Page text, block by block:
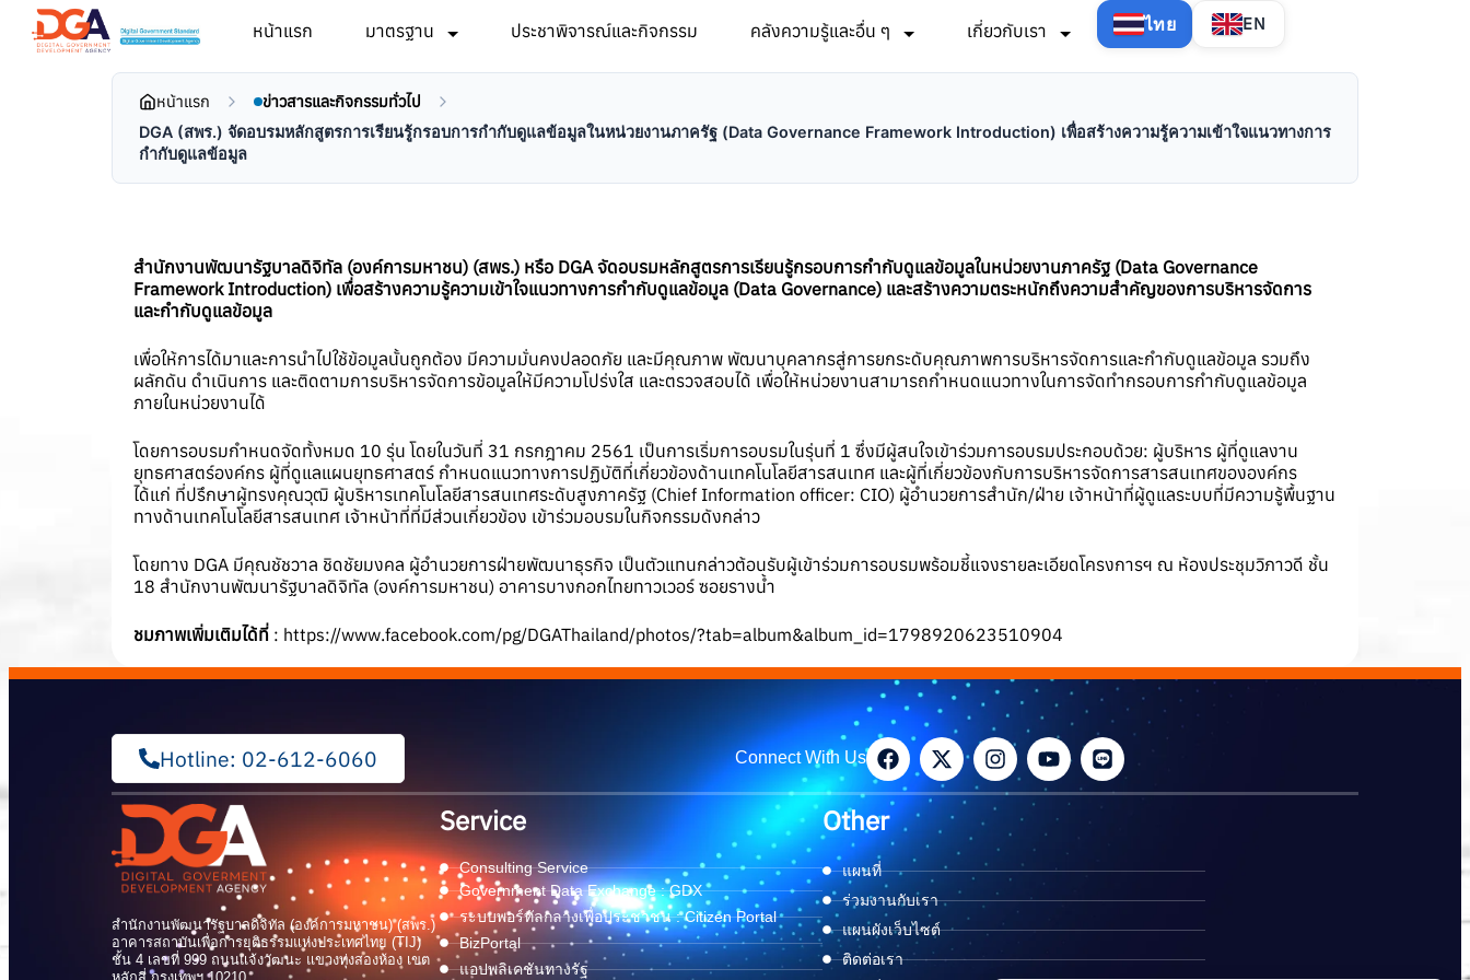
หน้าแรก มาตรฐาน ประชาพิจารณ์และกิจกรรม คลังความรู้และอื่น ๆ เกี่ยวกับเรา ไทย EN
หน้าแรก ข่าวสารและกิจกรรมทั่วไป
DGA (สพร.) จัดอบรมหลักสูตรการเรียนรู้กรอบการกำกับดูแลข้อมูลในหน่วยงานภาครัฐ (Data Governance Framework Introduction) เพื่อสร้างความรู้ความเข้าใจแนวทางการ
กำกับดูแลข้อมูล
สำนักงานพัฒนารัฐบาลดิจิทัล (องค์การมหาชน) (สพร.) หรือ DGA จัดอบรมหลักสูตรการเรียนรู้กรอบการกำกับดูแลข้อมูลในหน่วยงานภาครัฐ (Data Governance
Framework Introduction) เพื่อสร้างความรู้ความเข้าใจแนวทางการกำกับดูแลข้อมูล (Data Governance) และสร้างความตระหนักถึงความสำคัญของการบริหารจัดการ
และกำกับดูแลข้อมูล
เพื่อให้การได้มาและการนำไปใช้ข้อมูลนั้นถูกต้อง มีความมั่นคงปลอดภัย และมีคุณภาพ พัฒนาบุคลากรสู่การยกระดับคุณภาพการบริหารจัดการและกำกับดูแลข้อมูล รวมถึง
ผลักดัน ดำเนินการ และติดตามการบริหารจัดการข้อมูลให้มีความโปร่งใส และตรวจสอบได้ เพื่อให้หน่วยงานสามารถกำหนดแนวทางในการจัดทำกรอบการกำกับดูแลข้อมูล
ภายในหน่วยงานได้
โดยการอบรมกำหนดจัดทั้งหมด 10 รุ่น โดยในวันที่ 31 กรกฎาคม 2561 เป็นการเริ่มการอบรมในรุ่นที่ 1 ซึ่งมีผู้สนใจเข้าร่วมการอบรมประกอบด้วย: ผู้บริหาร ผู้ที่ดูแลงาน
ยุทธศาสตร์องค์กร ผู้ที่ดูแลแผนยุทธศาสตร์ กำหนดแนวทางการปฏิบัติที่เกี่ยวข้องด้านเทคโนโลยีสารสนเทศ และผู้ที่เกี่ยวข้องกับการบริหารจัดการสารสนเทศขององค์กร
ได้แก่ ที่ปรึกษาผู้ทรงคุณวุฒิ ผู้บริหารเทคโนโลยีสารสนเทศระดับสูงภาครัฐ (Chief Information officer: CIO) ผู้อำนวยการสำนัก/ฝ่าย เจ้าหน้าที่ผู้ดูแลระบบที่มีความรู้พื้นฐาน
ทางด้านเทคโนโลยีสารสนเทศ เจ้าหน้าที่ที่มีส่วนเกี่ยวข้อง เข้าร่วมอบรมในกิจกรรมดังกล่าว
โดยทาง DGA มีคุณชัชวาล ชิดชัยมงคล ผู้อำนวยการฝ่ายพัฒนาธุรกิจ เป็นตัวแทนกล่าวต้อนรับผู้เข้าร่วมการอบรมพร้อมชี้แจงรายละเอียดโครงการฯ ณ ห้องประชุมวิภาวดี ชั้น
18 สำนักงานพัฒนารัฐบาลดิจิทัล (องค์การมหาชน) อาคารบางกอกไทยทาวเวอร์ ซอยรางน้ำ
ชมภาพเพิ่มเติมได้ที่ : https://www.facebook.com/pg/DGAThailand/photos/?tab=album&album_id=1798920623510904
Hotline: 02-612-6060 Connect With Us
สำนักงานพัฒนารัฐบาลดิจิทัล (องค์การมหาชน) (สพร.)
อาคารสถาบันเพื่อการยุติธรรมแห่งประเทศไทย (TIJ)
ชั้น 4 เลขที่ 999 ถนนแจ้งวัฒนะ แขวงทุ่งสองห้อง เขต
Service
Consulting Service
Government Data Exchange : GDX
ระบบพอร์ทัลกลางเพื่อประชาชน : Citizen Portal
BizPortal
แอปพลิเคชันทางรัฐ
Other
แผนที่
ร่วมงานกับเรา
แผนผังเว็บไซต์
ติดต่อเรา